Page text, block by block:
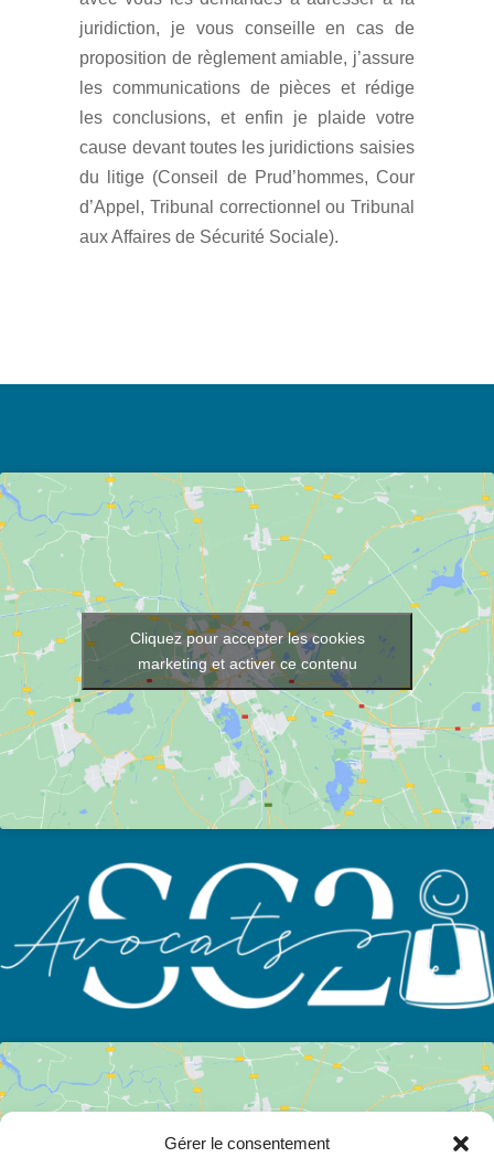
Gérer le consentement
juridiction, je vous conseille en cas de
proposition de règlement amiable, j’assure
les communications de pièces et rédige
les conclusions, et enfin je plaide votre
cause devant toutes les juridictions saisies
du litige (Conseil de Prud’hommes, Cour
d’Appel, Tribunal correctionnel ou Tribunal
aux Affaires de Sécurité Sociale).
Cliquez pour accepter les cookies
marketing et activer ce contenu